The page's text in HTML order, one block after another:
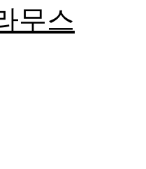
무스